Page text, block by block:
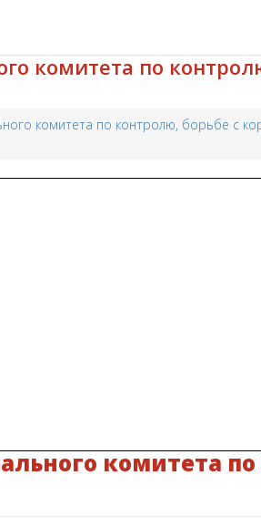
комитета по
комитета по контролю, борьбе с
комитета